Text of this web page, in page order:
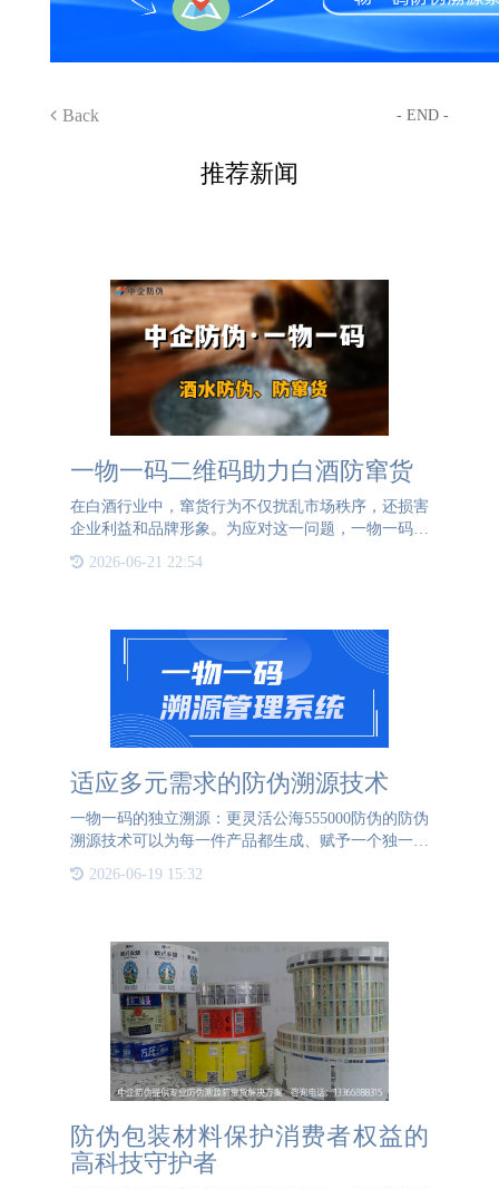
Back - END -
推荐新闻
一物一码二维码助力白酒防窜货
在白酒行业中，窜货行为不仅扰乱市场秩序，还损害
企业利益和品牌形象。为应对这一问题，一物一码二
维码防窜货系统应运而生。一物一码，即每个白酒产
品都拥有一个独一无二的二维码“身份证”。在生产环
2026-06-21 22:54
适应多元需求的防伪溯源技术
一物一码的独立溯源：更灵活公海555000防伪的防伪
溯源技术可以为每一件产品都生成、赋予一个独一无
二的身份码，这个身份码就是产品专属的二维码，这
个二维码可以记录产品从原材料的采集到生产以及到
2026-06-19 15:32
防伪包装材料保护消费者权益的
高科技守护者